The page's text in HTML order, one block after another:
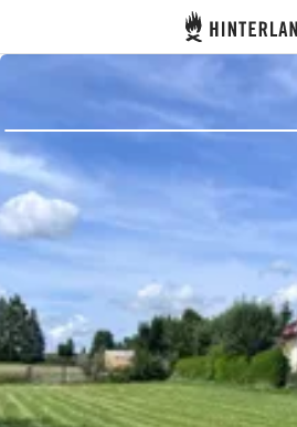
Hinterland
Iniciar sesión
Conviértete en anfitrión
Parcelas